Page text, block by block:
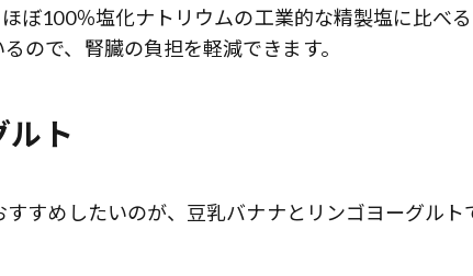
ぼ100％塩化ナトリウムの工業的な精製塩に比べる
ので、腎臓の負担を軽減できます。
ルト
すめしたいのが、豆乳バナナとリンゴヨーグルト